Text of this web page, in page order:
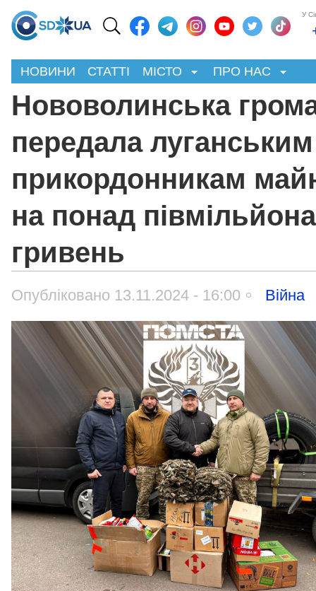
У
НОВИНИ СТАТТІ МІСТО ПРО НАС
Нововолинська
передала луганським
прикордонникам
на понад півмільйона
гривень
Опубліковано 13.11.2024 - 16:00 Війна